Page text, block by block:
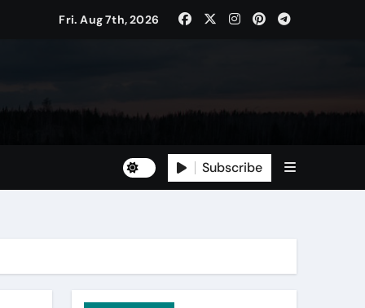
Fri. Aug 7th, 2026
Subscribe